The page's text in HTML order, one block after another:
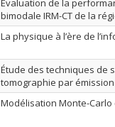
Évaluation de la
bimodale IRM-CT de la
La physique à l’ère de
Étude des techniques de
tomographie par
Modélisation Monte-